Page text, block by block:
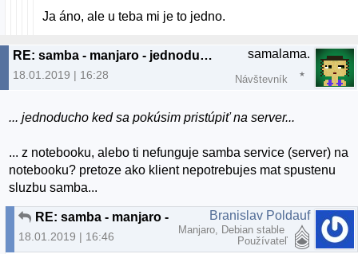
Ja áno, ale u teba mi je to jedno.
RE: samba - manjaro - jednoducho sa deaktivuje
18.01.2019 | 16:28
samalama.
Návštevník
... jednoducho ked sa pokúsim pristúpiť na server...
... z notebooku, alebo ti nefunguje samba service (server) na
notebooku? pretoze ako klient nepotrebujes mat spustenu
sluzbu samba...
RE: samba - manjaro - jednoducho sa deaktivuje
18.01.2019 | 16:46
Branislav Poldauf
Manjaro, Debian stable
Používateľ